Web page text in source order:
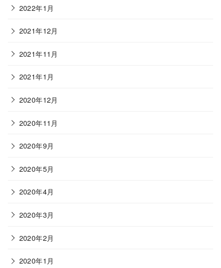
2022年1月
2021年12月
2021年11月
2021年1月
2020年12月
2020年11月
2020年9月
2020年5月
2020年4月
2020年3月
2020年2月
2020年1月